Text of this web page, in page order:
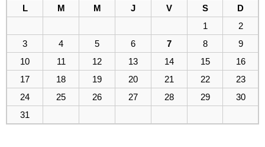
L
M M J V S
D
1
2
3
4 5 6 7 8
9
10
11 12 13 14 15
16
17
18 19 20 21 22
23
24
25 26 27 28 29
30
31